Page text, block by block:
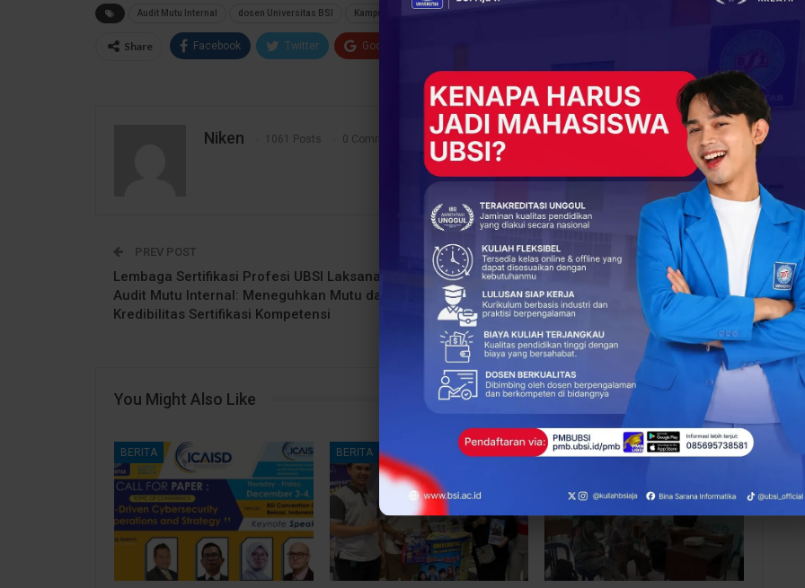
Audit Mutu Internal dosen Universitas BSI Kampus Digital Kreatif
Share Facebook Twitter Google+
Niken 1061 Posts 0 Comments
PREV POST
Lembaga Sertifikasi Profesi UBSI Laksanakan
Audit Mutu Internal: Meneguhkan Mutu dan
Kredibilitas Sertifikasi Kompetensi
NEXT POST
Merdeka Digital! UBSI Kampus Tangerang Buka
Pintu Guru & Siswa untuk Kuasai AI
You Might Also Like More From Author
BERITA BERITA BERITA